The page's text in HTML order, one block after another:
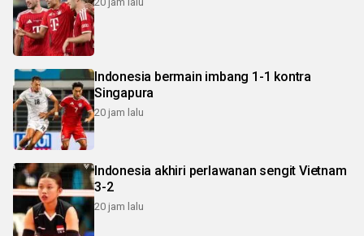
Indonesia bermain imbang 1-1 kontra
Singapura
20 jam lalu
Indonesia akhiri perlawanan sengit Vietnam
3-2
20 jam lalu